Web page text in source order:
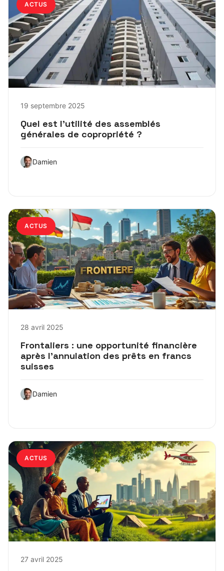
ACTUS
19 septembre 2025
Quel est l’utilité des assemblés
générales de copropriété ?
Damien
ACTUS
28 avril 2025
Frontaliers : une opportunité financière
après l’annulation des prêts en francs
suisses
Damien
ACTUS
27 avril 2025